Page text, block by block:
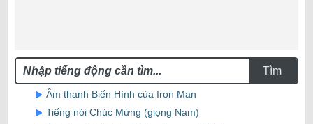
Tìm
Âm thanh Biến Hình của Iron Man
Tiếng nói Chúc Mừng (giọng Nam)